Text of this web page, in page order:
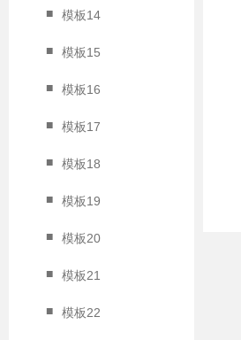
■ 模板14
■ 模板15
■ 模板16
■ 模板17
■ 模板18
■ 模板19
■ 模板20
■ 模板21
■ 模板22